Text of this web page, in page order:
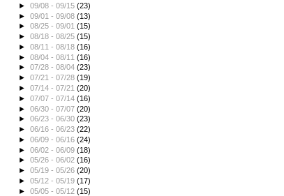
►09/08 - 09/15(23)
►09/01 - 09/08(13)
►08/25 - 09/01(15)
►08/18 - 08/25(15)
►08/11 - 08/18(16)
►08/04 - 08/11(16)
►07/28 - 08/04(23)
►07/21 - 07/28(19)
►07/14 - 07/21(20)
►07/07 - 07/14(16)
►06/30 - 07/07(20)
►06/23 - 06/30(23)
►06/16 - 06/23(22)
►06/09 - 06/16(24)
►06/02 - 06/09(18)
►05/26 - 06/02(16)
►05/19 - 05/26(20)
►05/12 - 05/19(17)
►05/05 - 05/12(15)